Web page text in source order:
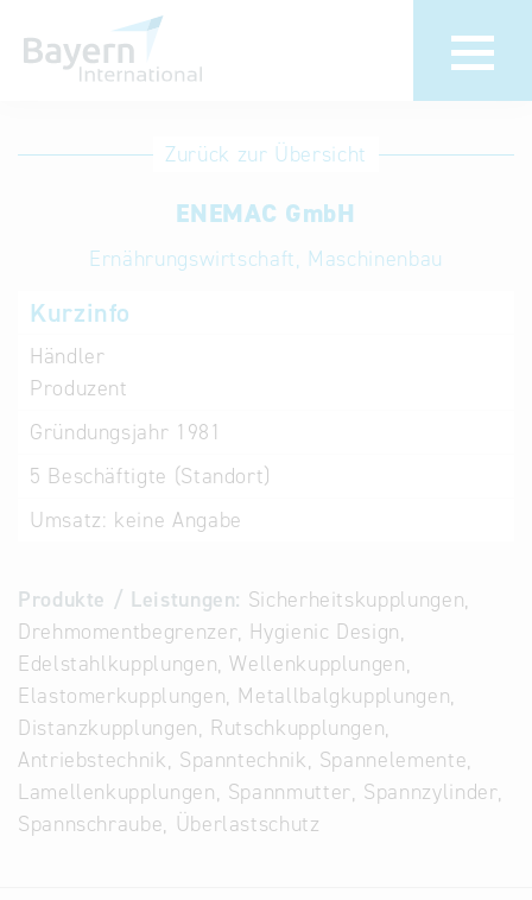
Anmeldung
Unternehmen
anmelden
Eintrag
löschen
Aktualisieren
Datenbanken
aus
Österreich
und der
Slowakei
Zurück zur Übersicht
ENEMAC GmbH
Ernährungswirtschaft, Maschinenbau
Kurzinfo
Händler
Produzent
Gründungsjahr 1981
5 Beschäftigte (Standort)
Umsatz: keine Angabe
Produkte / Leistungen: Sicherheitskupplungen,
Drehmomentbegrenzer, Hygienic Design,
Edelstahlkupplungen, Wellenkupplungen,
Elastomerkupplungen, Metallbalgkupplungen,
Distanzkupplungen, Rutschkupplungen,
Antriebstechnik, Spanntechnik, Spannelemente,
Lamellenkupplungen, Spannmutter, Spannzylinder,
Spannschraube, Überlastschutz